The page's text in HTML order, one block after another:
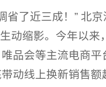
省了近三成！” 北
动缩影。今年以来
品会等主流电商平
动线上换新销售